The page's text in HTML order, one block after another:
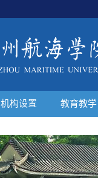
机构设置 教育教学